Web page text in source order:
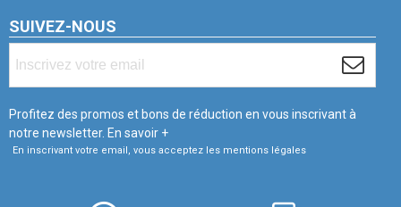
SUIVEZ-NOUS
Profitez des promos et bons de réduction en vous inscrivant à
notre newsletter. En savoir +
En inscrivant votre email, vous acceptez les mentions légales